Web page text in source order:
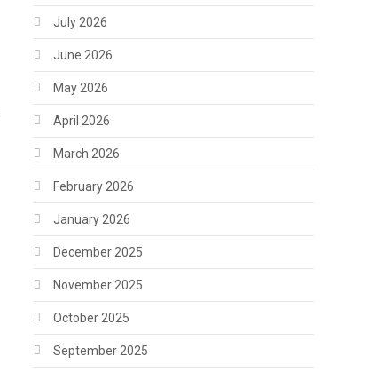
July 2026
June 2026
May 2026
April 2026
March 2026
February 2026
January 2026
December 2025
November 2025
October 2025
September 2025